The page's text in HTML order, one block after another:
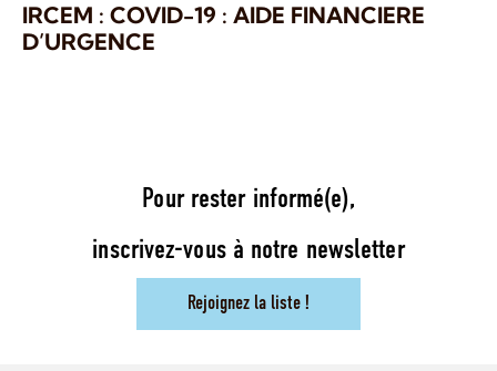
IRCEM : COVID-19 : AIDE FINANCIERE
D’URGENCE
Pour rester informé(e),
inscrivez-vous à notre newsletter
Rejoignez la liste !